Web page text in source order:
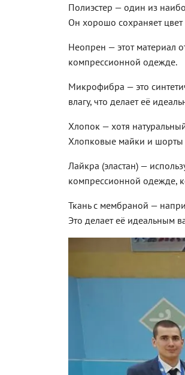
Полиэстер — один из
Он хорошо сохраняет цвет
Неопрен — этот материал
компрессионной одежде.
Микрофибра — это
влагу, что делает её
Хлопок — хотя
Хлопковые майки и шорты
Лайкра (эластан) —
компрессионной одежде,
Ткань с мембраной —
Это делает её идеальным